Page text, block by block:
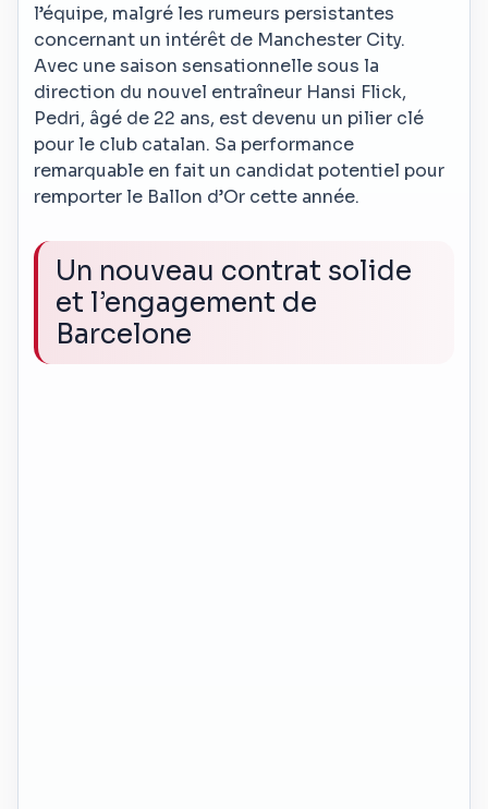
l’équipe, malgré les rumeurs persistantes
concernant un intérêt de Manchester City.
Avec une saison sensationnelle sous la
direction du nouvel entraîneur Hansi Flick,
Pedri, âgé de 22 ans, est devenu un pilier clé
pour le club catalan. Sa performance
remarquable en fait un candidat potentiel pour
remporter le Ballon d’Or cette année.
Un nouveau contrat solide
et l’engagement de
Barcelone